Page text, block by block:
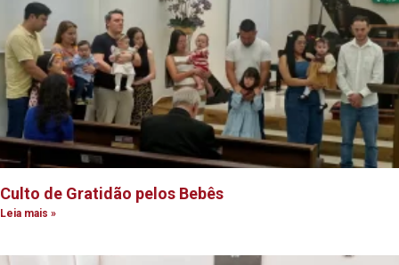
Culto de Gratidão pelos Bebês
Leia mais »